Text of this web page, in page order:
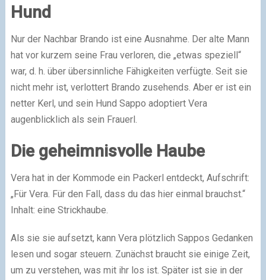
Hund
Nur der Nachbar Brando ist eine Ausnahme. Der alte Mann
hat vor kurzem seine Frau verloren, die „etwas speziell“
war, d. h. über übersinnliche Fähigkeiten verfügte. Seit sie
nicht mehr ist, verlottert Brando zusehends. Aber er ist ein
netter Kerl, und sein Hund Sappo adoptiert Vera
augenblicklich als sein Frauerl.
Die geheimnisvolle Haube
Vera hat in der Kommode ein Packerl entdeckt, Aufschrift:
„Für Vera. Für den Fall, dass du das hier einmal brauchst.“
Inhalt: eine Strickhaube.
Als sie sie aufsetzt, kann Vera plötzlich Sappos Gedanken
lesen und sogar steuern. Zunächst braucht sie einige Zeit,
um zu verstehen, was mit ihr los ist. Später ist sie in der